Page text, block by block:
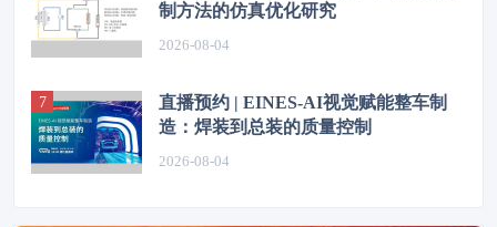
制方法的仿真优化研究
2026-08-04
直播预约 | EINES-AI视觉赋能整车制
造：焊装到总装的质量控制
2026-08-04